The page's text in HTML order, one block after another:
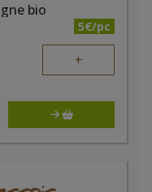
bio
5€/pc
+